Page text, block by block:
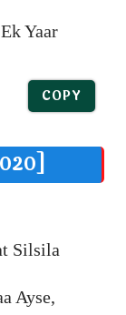
Yaar
COPY
Silsila
Ayse,